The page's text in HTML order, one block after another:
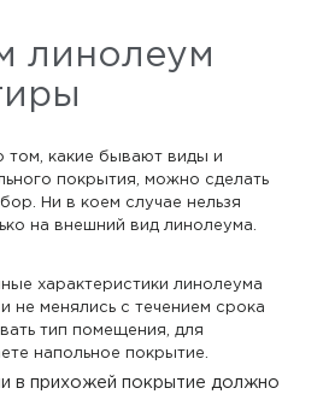
линолеум
том, какие бывают виды и
покрытия, можно сделать
Ни в коем случае нельзя
на внешний вид линолеума.
характеристики линолеума
не менялись с течением срока
тип помещения, для
напольное покрытие.
в прихожей покрытие должно